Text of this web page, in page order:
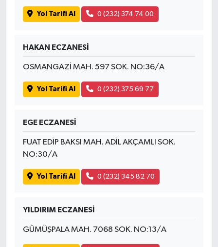
Yol Tarifi Al 0 (232) 374 74 00
HAKAN ECZANESİ
OSMANGAZİ MAH. 597 SOK. NO:36/A
Yol Tarifi Al 0 (232) 375 69 77
EGE ECZANESİ
FUAT EDİP BAKSI MAH. ADİL AKÇAMLI SOK.
NO:30/A
Yol Tarifi Al 0 (232) 345 82 70
YILDIRIM ECZANESİ
GÜMÜŞPALA MAH. 7068 SOK. NO:13/A